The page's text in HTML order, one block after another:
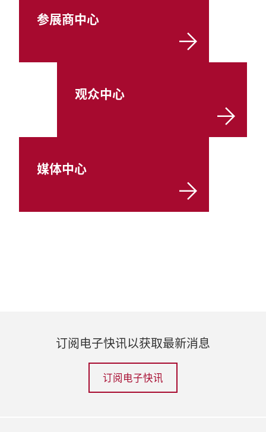
参展商中心
观众中心
媒体中心
订阅电子快讯以获取最新消息
订阅电子快讯